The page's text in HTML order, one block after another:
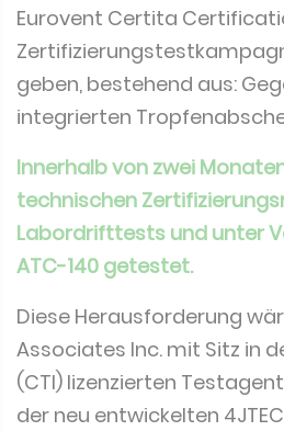
Eurovent Certita
geben, bestehend aus:
integrierten
Innerhalb von zwei
technischen
Labordrifttests und unter
ATC-140 getestet.
Diese Herausforderung
Associates Inc. mit Sitz in
(CTI) lizenzierten
der neu entwickelten